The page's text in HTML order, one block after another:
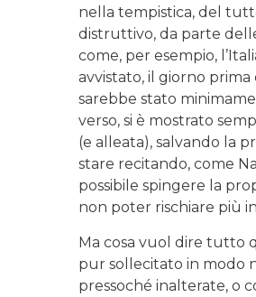
nella tempistica, del
distruttivo, da parte
come, per esempio,
avvistato, il giorno
sarebbe stato
verso, si è mostrato
(e alleata), salvando la
stare recitando, come
possibile spingere la
non poter rischiare più
Ma cosa vuol dire tutto
pur sollecitato in modo
pressoché inalterate, o